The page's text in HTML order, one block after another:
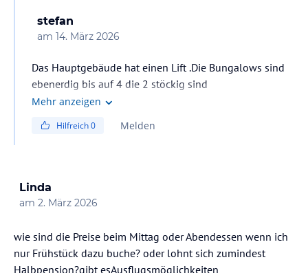
stefan
am 14. März 2026
Das Hauptgebäude hat einen Lift .Die Bungalows sind
ebenerdig bis auf 4 die 2 stöckig sind
Mehr anzeigen
Hilfreich0 Melden
Linda
am 2. März 2026
wie sind die Preise beim Mittag oder Abendessen wenn ich
nur Frühstück dazu buche? oder lohnt sich zumindest
Halbpension?gibt esAusflugsmöglichkeiten